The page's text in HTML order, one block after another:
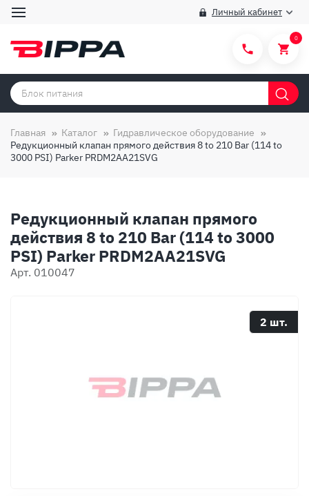
Личный кабинет
Категории товаров
Способы покупки
О компании
Отзывы
0
Главная Каталог
Гидравлическое оборудование
Редукционный клапан прямого действия 8 to 210 Bar (114 to
3000 PSI) Parker PRDM2AA21SVG
Редукционный клапан прямого
действия 8 to 210 Bar (114 to 3000
PSI) Parker PRDM2AA21SVG
Арт. 010047
2 шт.